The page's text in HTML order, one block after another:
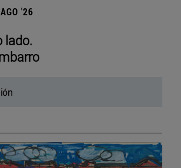
'26
lado.